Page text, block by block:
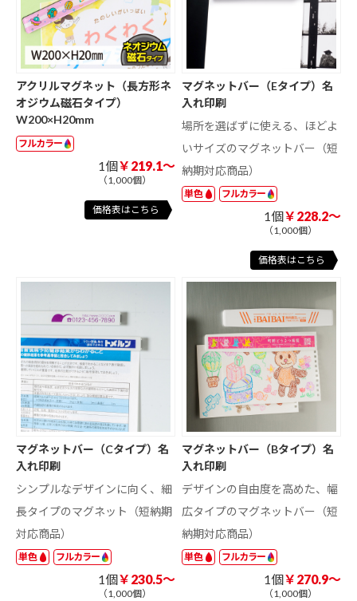
アクリルマグネット（長方形ネ
オジウム磁石タイプ）
W200×H20mm
フルカラー
1個￥219.1～
（1,000個）
価格表はこちら
マグネットバー（Eタイプ）名
入れ印刷
場所を選ばずに使える、ほどよ
いサイズのマグネットバー（短
納期対応商品）
単色 フルカラー
1個￥228.2～
（1,000個）
価格表はこちら
マグネットバー（Cタイプ）名
入れ印刷
シンプルなデザインに向く、細
長タイプのマグネット（短納期
対応商品）
単色 フルカラー
1個￥230.5～
（1,000個）
マグネットバー（Bタイプ）名
入れ印刷
デザインの自由度を高めた、幅
広タイプのマグネットバー（短
納期対応商品）
単色 フルカラー
1個￥270.9～
（1,000個）